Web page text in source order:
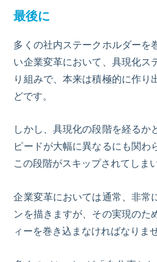
最後に
多くの社内ステークホルダーを
い企業変革において、具現化ス
り組みで、本来は積極的に作り
どです。
しかし、具現化の段階を経るか
ピードが大幅に異なるにも関わ
この段階がスキップされてしま
企業変革においては通常、非常
ンを描きますが、その実現のた
ィーを巻き込まなければなりま